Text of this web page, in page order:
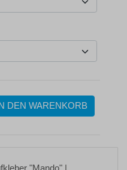
DEN WARENKORB
"Mando" |